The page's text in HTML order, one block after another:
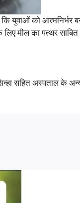
युवाओं को आत्मनिर्भर
लिए मील का पत्थर साबित
सहित अस्पताल के